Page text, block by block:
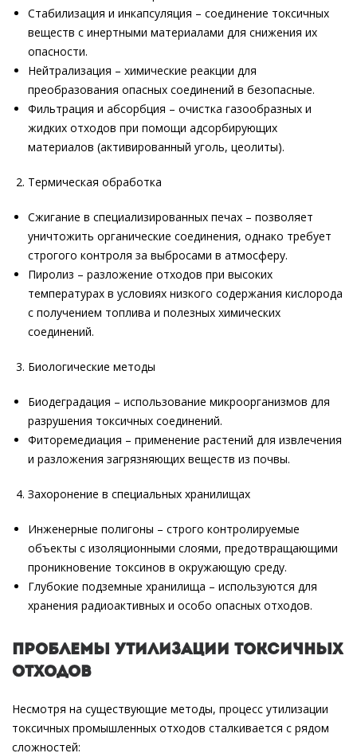
Стабилизация и инкапсуляция – соединение токсичных
веществ с инертными материалами для снижения их
опасности.
Нейтрализация – химические реакции для
преобразования опасных соединений в безопасные.
Фильтрация и абсорбция – очистка газообразных и
жидких отходов при помощи адсорбирующих
материалов (активированный уголь, цеолиты).
Термическая обработка
Сжигание в специализированных печах – позволяет
уничтожить органические соединения, однако требует
строгого контроля за выбросами в атмосферу.
Пиролиз – разложение отходов при высоких
температурах в условиях низкого содержания кислорода
с получением топлива и полезных химических
соединений.
Биологические методы
Биодеградация – использование микроорганизмов для
разрушения токсичных соединений.
Фиторемедиация – применение растений для извлечения
и разложения загрязняющих веществ из почвы.
Захоронение в специальных хранилищах
Инженерные полигоны – строго контролируемые
объекты с изоляционными слоями, предотвращающими
проникновение токсинов в окружающую среду.
Глубокие подземные хранилища – используются для
хранения радиоактивных и особо опасных отходов.
Проблемы утилизации токсичных
отходов
Несмотря на существующие методы, процесс утилизации
токсичных промышленных отходов сталкивается с рядом
сложностей: